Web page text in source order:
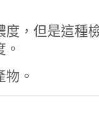
，但是這
。